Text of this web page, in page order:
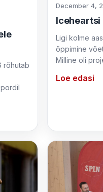
rõhutab
December 4,
Iceheartsi
Ligi kolme
õppimine
Milline oli
Loe edasi